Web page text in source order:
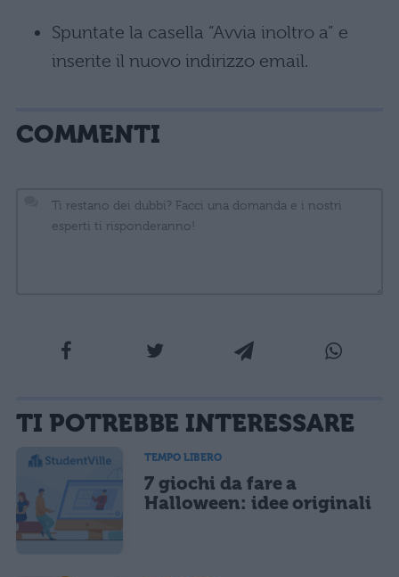
Spuntate la casella “Avvia inoltro a” e
inserite il nuovo indirizzo email.
COMMENTI
sarà pubblicata. Dichiari di avere preso visione e di accettare quanto previsto dalla
informativa privacy. Pubblicando questo commento dai il consenso affinché un cookie
Ho letto e acconsento l'informativasulla privacy
Acconsento all'uso dei miei dati da parte di terzi per finalità di
marketing diretto con modalità automatizzate o tradizionali
CONFERMA E PUBBLICA
TI POTREBBE INTERESSARE
TEMPO LIBERO
7 giochi da fare a
Halloween: idee originali